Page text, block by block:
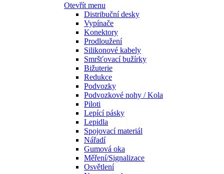
Otevřít menu
Distribuční desky
Vypínače
Konektory
Prodloužení
Silikonové kabely
Smršťovací bužírky
Bižuterie
Redukce
Podvozky
Podvozkové nohy / Kola
Piloti
Lepící pásky
Lepidla
Spojovací materiál
Nářadí
Gumová oka
Měření/Signalizace
Osvětlení